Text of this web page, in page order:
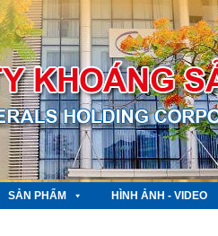
SẢN PHẨM HÌNH ẢNH - VIDEO